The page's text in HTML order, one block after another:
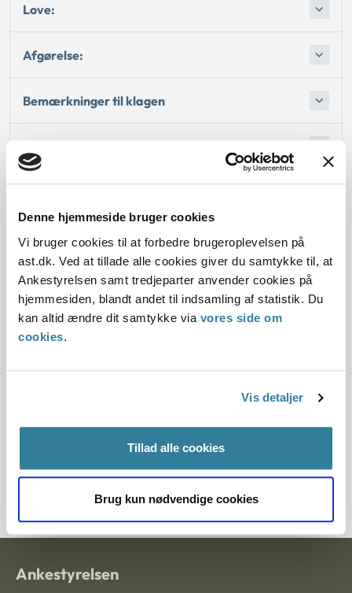
Denne hjemmeside bruger cookies
Vi bruger cookies til at forbedre brugeroplevelsen på
ast.dk. Ved at tillade alle cookies giver du samtykke til, at
Ankestyrelsen samt tredjeparter anvender cookies på
hjemmesiden, blandt andet til indsamling af statistik. Du
kan altid ændre dit samtykke via vores side om
cookies.
Vis detaljer
Tillad alle cookies
Brug kun nødvendige cookies
Love:
Afgørelse:
Bemærkninger til klagen
04.10.2011
Offentliggørelsesdato
10.07.2013
Paragraf
1228383-10
Ankestyrelsen